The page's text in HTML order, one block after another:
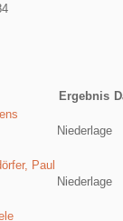
Ergebnis
Niederlage
Paul
Niederlage